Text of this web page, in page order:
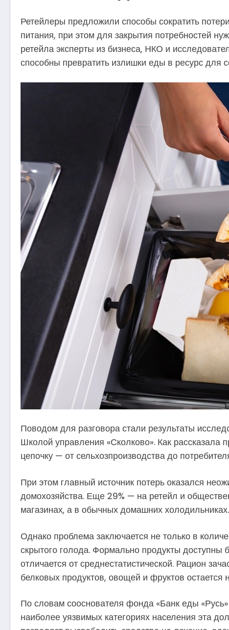
Ретейлеры предложили способы сократить
питания, при этом для закрытия потребностей
ретейла эксперты из бизнеса, НКО и
способны превратить излишки еды в ресурс для
Поводом для разговора стали результаты
Школой управления «Сколково». Как рассказала
цепочку — от сельхозпроизводства до
При этом главный источник потерь оказался
домохозяйства. Еще 29% — на ретейл и
магазинах, а в обычных домашних холодильниках.
Однако проблема заключается не только в
скрытого голода. Формально продукты доступны
отличается от среднестатистической. Рацион
белковых продуктов, овощей и фруктов остается
По словам сооснователя фонда «Банк еды
наиболее уязвимых категориях населения эта